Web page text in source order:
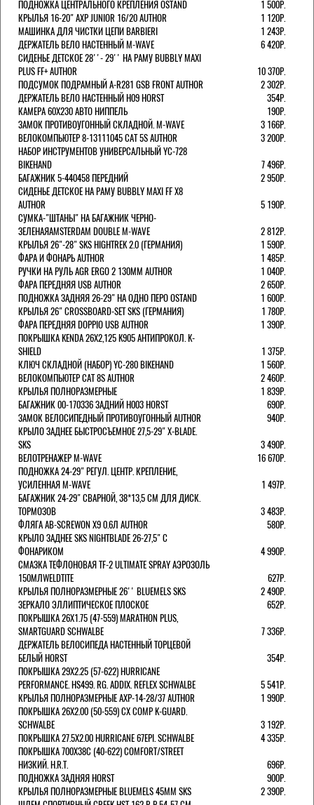
ПОДНОЖКА ЦЕНТРАЛЬНОГО КРЕПЛЕНИЯ OSTAND
1 500Р.
КРЫЛЬЯ 16-20" AXP JUNIOR 16/20 AUTHOR
1 120Р.
МАШИНКА ДЛЯ ЧИСТКИ ЦЕПИ BARBIERI
1 243Р.
ДЕРЖАТЕЛЬ ВЕЛО НАСТЕННЫЙ M-WAVE
6 420Р.
СИДЕНЬЕ ДЕТСКОЕ 28''- 29'' НА РАМУ BUBBLY MAXI
PLUS FF+ AUTHOR
10 370Р.
ПОДСУМОК ПОДРАМНЫЙ A-R281 GSB FRONT AUTHOR
2 302Р.
ДЕРЖАТЕЛЬ ВЕЛО НАСТЕННЫЙ H09 HORST
354Р.
КАМЕРА 60X230 АВТО НИППЕЛЬ
190Р.
ЗАМОК ПРОТИВОУГОННЫЙ СКЛАДНОЙ. M-WAVE
3 166Р.
ВЕЛОКОМПЬЮТЕР 8-13111045 CAT 5S AUTHOR
3 200Р.
НАБОР ИНСТРУМЕНТОВ УНИВЕРСАЛЬНЫЙ YC-728
BIKEHAND
7 496Р.
БАГАЖНИК 5-440458 ПЕРЕДНИЙ
2 950Р.
СИДЕНЬЕ ДЕТСКОЕ НА РАМУ BUBBLY MAXI FF X8
AUTHOR
5 190Р.
СУМКА-"ШТАНЫ" НА БАГАЖНИК ЧЕРНО-
ЗЕЛЕНАЯAMSTERDAM DOUBLE M-WAVE
2 812Р.
КРЫЛЬЯ 26"-28" SKS HIGHTREK 2.0 (ГЕРМАНИЯ)
1 590Р.
ФАРА И ФОНАРЬ AUTHOR
1 485Р.
РУЧКИ НА РУЛЬ AGR ERGO 2 130ММ AUTHOR
1 040Р.
ФАРА ПЕРЕДНЯЯ USB AUTHOR
2 650Р.
ПОДНОЖКА ЗАДНЯЯ 26-29" НА ОДНО ПЕРО OSTAND
1 600Р.
КРЫЛЬЯ 26" CROSSBOARD-SET SKS (ГЕРМАНИЯ)
1 780Р.
ФАРА ПЕРЕДНЯЯ DOPPIO USB AUTHOR
1 390Р.
ПОКРЫШКА KENDA 26Х2,125 K905 АНТИПРОКОЛ. K-
SHIELD
1 375Р.
КЛЮЧ СКЛАДНОЙ (НАБОР) YC-280 BIKEHAND
1 560Р.
ВЕЛОКОМПЬЮТЕР CAT 8S AUTHOR
2 460Р.
КРЫЛЬЯ ПОЛНОРАЗМЕРНЫЕ
1 839Р.
БАГАЖНИК 00-170336 ЗАДНИЙ H003 HORST
690Р.
ЗАМОК ВЕЛОСИПЕДНЫЙ ПРОТИВОУГОННЫЙ AUTHOR
940Р.
КРЫЛО ЗАДНЕЕ БЫСТРОСЪЕМНОЕ 27,5-29" X-BLADE.
SKS
3 490Р.
ВЕЛОТРЕНАЖЕР M-WAVE
16 670Р.
ПОДНОЖКА 24-29" РЕГУЛ. ЦЕНТР. КРЕПЛЕНИЕ,
УСИЛЕННАЯ M-WAVE
1 497Р.
БАГАЖНИК 24-29" СВАРНОЙ, 38*13,5 СМ ДЛЯ ДИСК.
ТОРМОЗОВ
3 483Р.
ФЛЯГА AB-SCREWON X9 0.6Л AUTHOR
580Р.
КРЫЛО ЗАДНЕЕ SKS NIGHTBLADE 26-27,5" С
ФОНАРИКОМ
4 990Р.
СМАЗКА ТЕФЛОНОВАЯ TF-2 ULTIMATE SPRAY АЭРОЗОЛЬ
150МЛWELDTITE
627Р.
КРЫЛЬЯ ПОЛНОРАЗМЕРНЫЕ 26'' BLUEMELS SKS
2 490Р.
ЗЕРКАЛО ЭЛЛИПТИЧЕСКОЕ ПЛОСКОЕ
652Р.
ПОКРЫШКА 26X1.75 (47-559) MARATHON PLUS,
SMARTGUARD SCHWALBE
7 336Р.
ДЕРЖАТЕЛЬ ВЕЛОCИПЕДА НАСТЕННЫЙ ТОРЦЕВОЙ
БЕЛЫЙ HORST
354Р.
ПОКРЫШКА 29X2.25 (57-622) HURRICANE
PERFORMANCE. HS499. RG. ADDIX. REFLEX SCHWALBE
5 541Р.
КРЫЛЬЯ ПОЛНОРАЗМЕРНЫЕ AXP-14-28/37 AUTHOR
1 990Р.
ПОКРЫШКА 26X2.00 (50-559) CX COMP K-GUARD.
SCHWALBE
3 192Р.
ПОКРЫШКА 27.5X2.00 HURRICANE 67EPI. SCHWALBE
4 335Р.
ПОКРЫШКА 700X38С (40-622) COMFORT/STREET
НИЗКИЙ. H.R.T.
696Р.
ПОДНОЖКА ЗАДНЯЯ HORST
900Р.
КРЫЛЬЯ ПОЛНОРАЗМЕРНЫЕ BLUEMELS 45MM SKS
2 390Р.